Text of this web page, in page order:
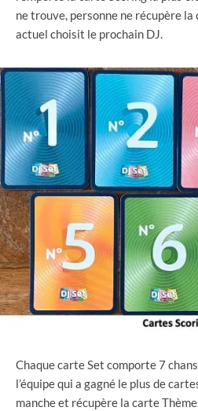
ne trouve, personne ne récupère
actuel choisit le prochain DJ.
Chaque carte Set comporte 7
l’équipe qui a gagné le plus de
manche et récupère la carte